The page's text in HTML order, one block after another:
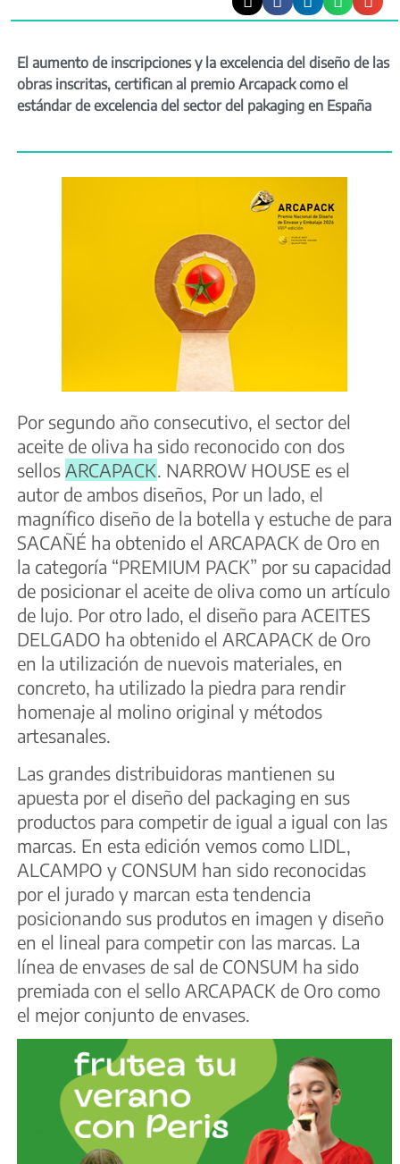
El aumento de inscripciones y la excelencia del diseño de las
obras inscritas, certifican al premio Arcapack como el
estándar de excelencia del sector del pakaging en España
Por segundo año consecutivo, el sector del
aceite de oliva ha sido reconocido con dos
sellos ARCAPACK. NARROW HOUSE es el
autor de ambos diseños, Por un lado, el
magnífico diseño de la botella y estuche de para
SACAÑÉ ha obtenido el ARCAPACK de Oro en
la categoría “PREMIUM PACK” por su capacidad
de posicionar el aceite de oliva como un artículo
de lujo. Por otro lado, el diseño para ACEITES
DELGADO ha obtenido el ARCAPACK de Oro
en la utilización de nuevois materiales, en
concreto, ha utilizado la piedra para rendir
homenaje al molino original y métodos
artesanales.
Las grandes distribuidoras mantienen su
apuesta por el diseño del packaging en sus
productos para competir de igual a igual con las
marcas. En esta edición vemos como LIDL,
ALCAMPO y CONSUM han sido reconocidas
por el jurado y marcan esta tendencia
posicionando sus produtos en imagen y diseño
en el lineal para competir con las marcas. La
línea de envases de sal de CONSUM ha sido
premiada con el sello ARCAPACK de Oro como
el mejor conjunto de envases.